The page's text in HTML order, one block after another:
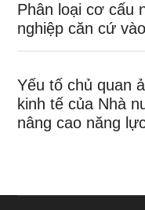
Phân loại cơ cấu
nghiệp căn cứ
Yếu tố chủ quan
kinh tế của Nhà
nâng cao năng